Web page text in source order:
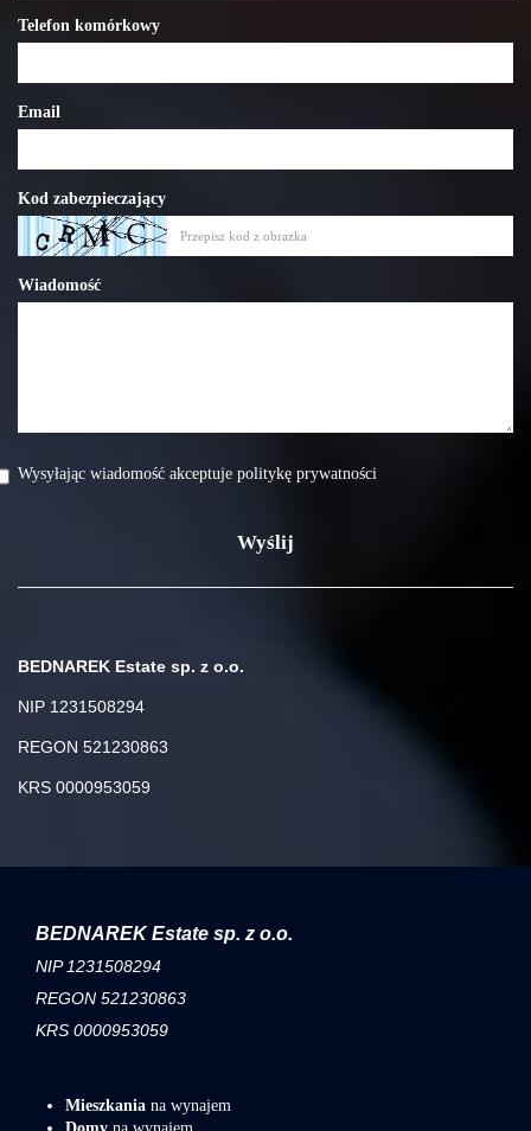
Telefon komórkowy
Email
Kod zabezpieczający
Wiadomość
Wysyłając wiadomość akceptuje politykę prywatności
BEDNAREK Estate sp. z o.o.
NIP 1231508294
REGON 521230863
KRS 0000953059
BEDNAREK Estate sp. z o.o.
NIP 1231508294
REGON 521230863
KRS 0000953059
Mieszkania na wynajem